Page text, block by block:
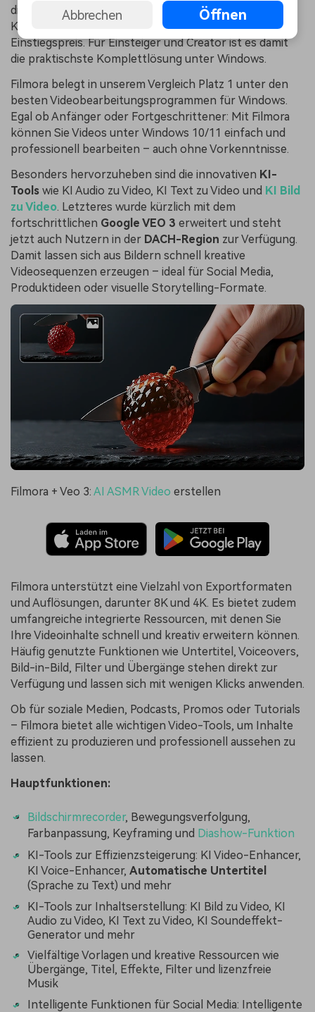
die beste Balance aus einfacher Bedienung, modernen
KI-Funktionen, kreativen Vorlagen und einem fairen
Einstiegspreis. Für Einsteiger und Creator ist es damit
die praktischste Komplettlösung unter Windows.
Filmora belegt in unserem Vergleich Platz 1 unter den
besten Videobearbeitungsprogrammen für Windows.
Egal ob Anfänger oder Fortgeschrittener: Mit Filmora
können Sie Videos unter Windows 10/11 einfach und
professionell bearbeiten – auch ohne Vorkenntnisse.
Besonders hervorzuheben sind die innovativen KI-
Tools wie KI Audio zu Video, KI Text zu Video und KI Bild
zu Video. Letzteres wurde kürzlich mit dem
fortschrittlichen Google VEO 3 erweitert und steht
jetzt auch Nutzern in der DACH-Region zur Verfügung.
Damit lassen sich aus Bildern schnell kreative
Videosequenzen erzeugen – ideal für Social Media,
Produktideen oder visuelle Storytelling-Formate.
Filmora + Veo 3: AI ASMR Video erstellen
Filmora unterstützt eine Vielzahl von Exportformaten
und Auflösungen, darunter 8K und 4K. Es bietet zudem
umfangreiche integrierte Ressourcen, mit denen Sie
Ihre Videoinhalte schnell und kreativ erweitern können.
Häufig genutzte Funktionen wie Untertitel, Voiceovers,
Bild-in-Bild, Filter und Übergänge stehen direkt zur
Verfügung und lassen sich mit wenigen Klicks anwenden.
Ob für soziale Medien, Podcasts, Promos oder Tutorials
– Filmora bietet alle wichtigen Video-Tools, um Inhalte
effizient zu produzieren und professionell aussehen zu
lassen.
Hauptfunktionen:
Bildschirmrecorder, Bewegungsverfolgung,
Farbanpassung, Keyframing und Diashow-Funktion
KI-Tools zur Effizienzsteigerung: KI Video-Enhancer,
KI Voice-Enhancer, Automatische Untertitel
(Sprache zu Text) und mehr
KI-Tools zur Inhaltserstellung: KI Bild zu Video, KI
Audio zu Video, KI Text zu Video, KI Soundeffekt-
Generator und mehr
Vielfältige Vorlagen und kreative Ressourcen wie
Übergänge, Titel, Effekte, Filter und lizenzfreie
Musik
Intelligente Funktionen für Social Media: Intelligente
Abbrechen Öffnen